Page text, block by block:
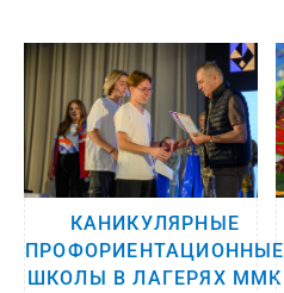
КАНИКУЛЯРНЫЕ
ПРОФОРИЕНТАЦИОННЫЕ
ШКОЛЫ В ЛАГЕРЯХ ММК